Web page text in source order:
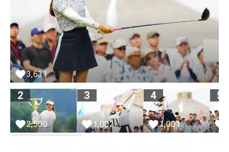
3,631
2
2,500
3
1,002
4
1,001
5